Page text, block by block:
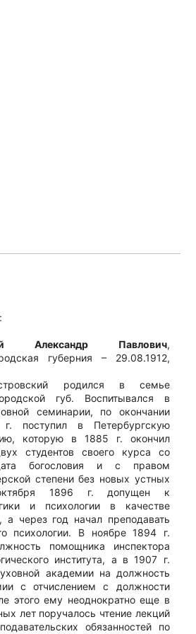
Александр Павлович,
губерния – 29.08.1912,
родился в семье
губ. Воспитывался в
семинарии, по окончании
поступил в Петербургскую
которую в 1885 г. окончил
студентов своего курса со
богословия и с правом
степени без новых устных
1896 г. допущен к
и психологии в качестве
а через год начал преподавать
психологии. В ноябре 1894 г.
помощника инспектора
института, а в 1907 г.
академии на должность
с отчислением с должности
этого ему неоднократно еще в
лет поручалось чтение лекций
обязанностей по